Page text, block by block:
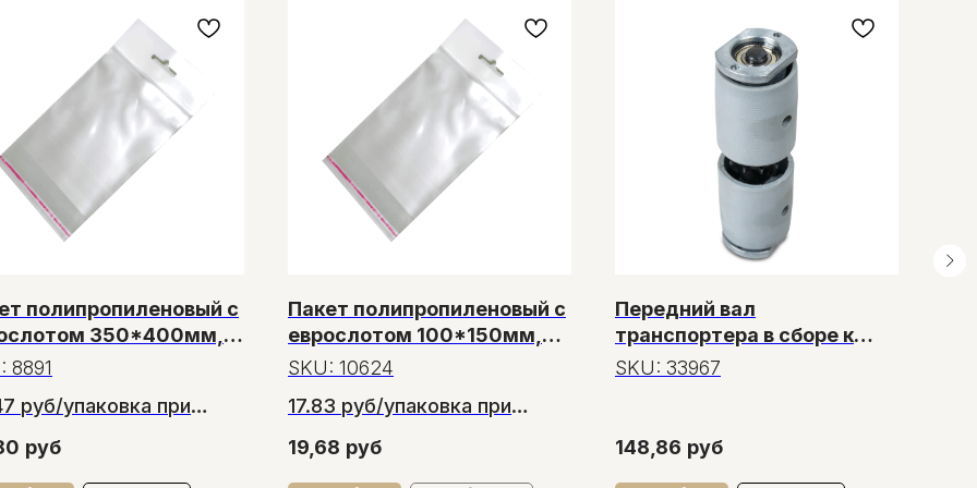
полипропиленовый с
350*400мм,
35 микрон
8891
руб/упаковка при
от 5 упаковок
руб
Пакет полипропиленовый с
еврослотом 100*150мм,
плотность 30 микрон
SKU: 10624
17.83 руб/упаковка при
заказе от 10 упаковок
19,68 руб
Передний вал
транспортера в сборе к
FRB-770/810
SKU: 33967
148,86 руб